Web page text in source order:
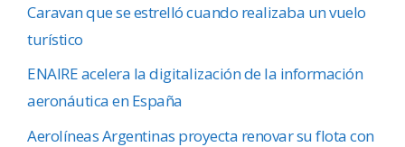
Caravan que se estrelló cuando realizaba un vuelo
turístico
ENAIRE acelera la digitalización de la información
aeronáutica en España
Aerolíneas Argentinas proyecta renovar su flota con